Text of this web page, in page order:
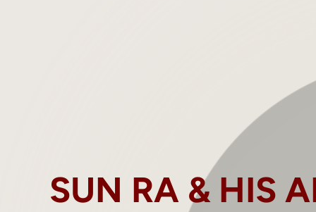
SUN RA & HIS